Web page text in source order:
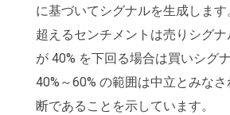
に基づいてシグナルを生成します
超えるセンチメントは売りシグ
が 40% を下回る場合は買いシグ
40%～60% の範囲は中立とみな
断であることを示しています。